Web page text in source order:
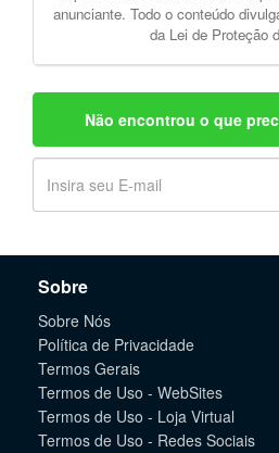
anunciante. Todo o conteúdo
da Lei de Proteção
Não encontrou o que
Sobre
Sobre Nós
Política de Privacidade
Termos Gerais
Termos de Uso - WebSites
Termos de Uso - Loja Virtual
Termos de Uso - Redes Sociais